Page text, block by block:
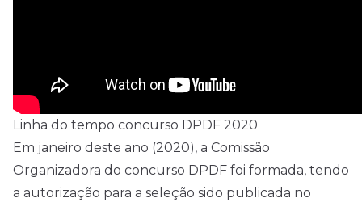
Linha do tempo concurso DPDF 2020
Em janeiro deste ano (2020), a Comissão
Organizadora do concurso DPDF foi formada, tendo
a autorização para a seleção sido publicada no